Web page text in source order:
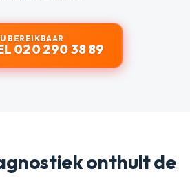
BEREIKBAAR
020 290 38 89
onthult de